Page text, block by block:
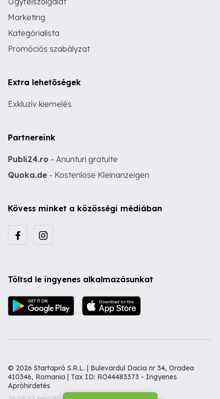
Marketing
Kategórialista
Promóciós szabályzat
Extra lehetőségek
Exkluzív kiemelés
Partnereink
Publi24.ro - Anunturi gratuite
Quoka.de - Kostenlose Kleinanzeigen
Kövess minket a közösségi médiában
Töltsd le ingyenes alkalmazásunkat
© 2026 Startapró S.R.L. | Bulevardul Dacia nr 34, Oradea
410346, Romania | Tax ID: RO44483373 - Ingyenes
Apróhirdetés